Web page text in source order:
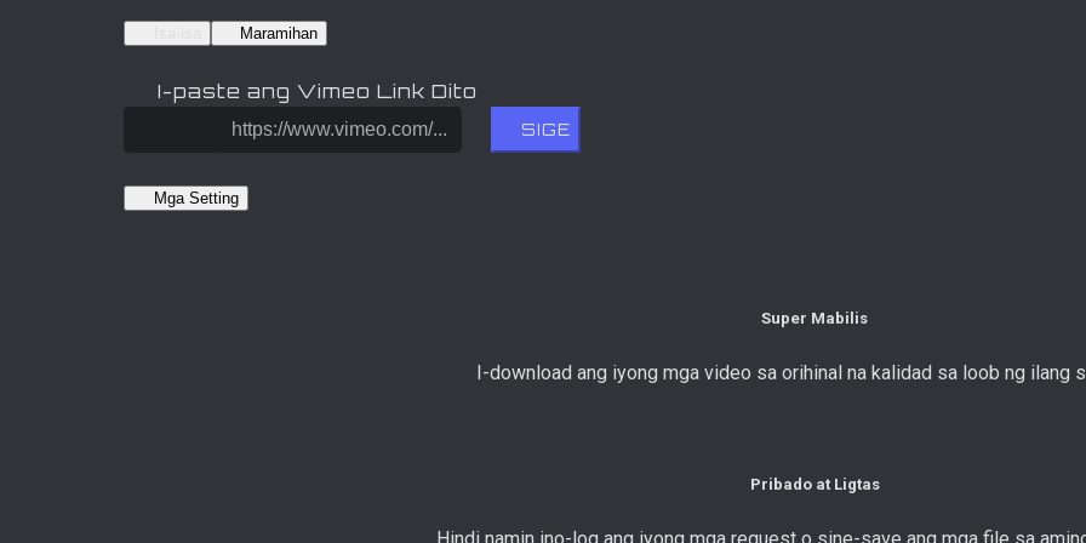
Maramihan
I-paste ang Vimeo Link Dito
SIGE
Mga Setting
Super Mabilis
I-download ang iyong mga video sa orihinal na kalidad sa loob ng ilang
Pribado at Ligtas